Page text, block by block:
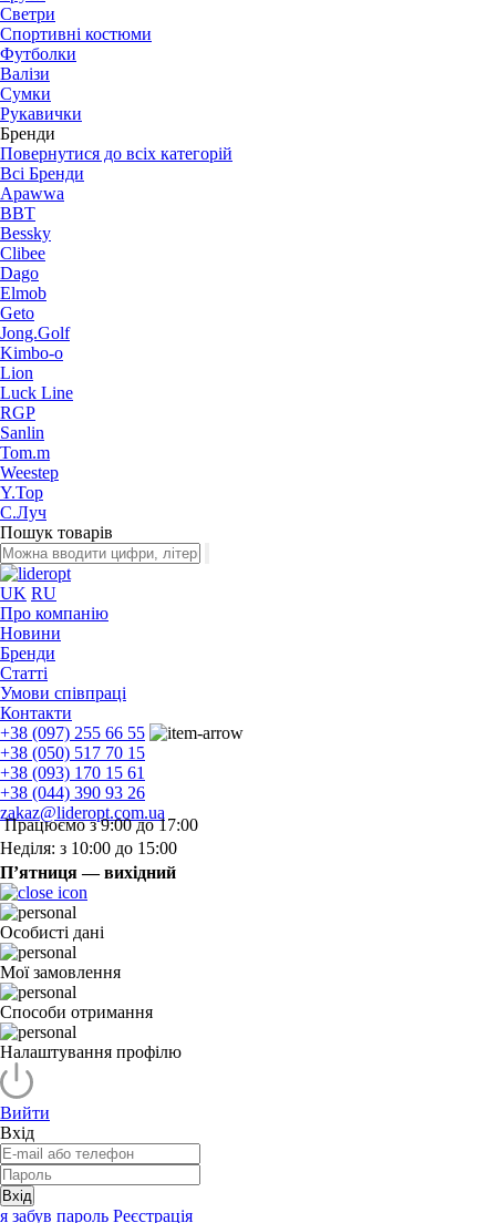
Светри
Спортивні костюми
Футболки
Валізи
Сумки
Рукавички
Бренди
Повернутися до всіх категорій
Всі Бренди
Apawwa
BBT
Bessky
Clibee
Dago
Elmob
Geto
Jong.Golf
Kimbo-o
Lion
Luck Line
RGP
Sanlin
Tom.m
Weestep
Y.Top
С.Луч
Пошук товарів
UK RU
Про компанію
Новини
Бренди
Статті
Умови співпраці
Контакти
+38 (097) 255 66 55
+38 (050) 517 70 15
+38 (093) 170 15 61
+38 (044) 390 93 26
zakaz@lideropt.com.ua
Працюємо з 9:00 до 17:00
Неділя: з 10:00 до 15:00
П’ятниця — вихідний
Особисті дані
Мої замовлення
Способи отримання
Налаштування профілю
Вийти
Вхід
Вхід
я забув пароль Реєстрація